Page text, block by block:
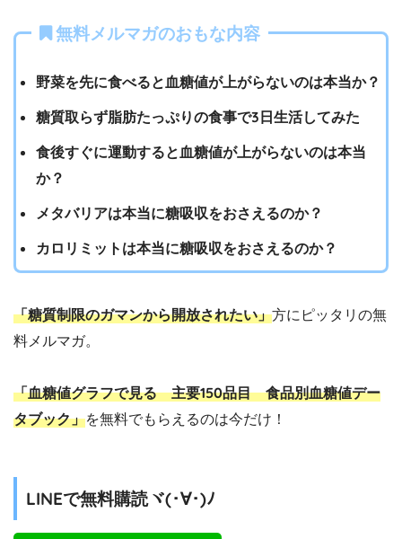
無料メルマガのおもな内容
野菜を先に食べると血糖値が上がらないのは本当か？
糖質取らず脂肪たっぷりの食事で3日生活してみた
食後すぐに運動すると血糖値が上がらないのは本当
か？
メタバリアは本当に糖吸収をおさえるのか？
カロリミットは本当に糖吸収をおさえるのか？
「糖質制限のガマンから開放されたい」方にピッタリの無
料メルマガ。
「血糖値グラフで見る 主要150品目 食品別血糖値デー
タブック」を無料でもらえるのは今だけ！
LINEで無料購読ヾ(･∀･)ﾉ